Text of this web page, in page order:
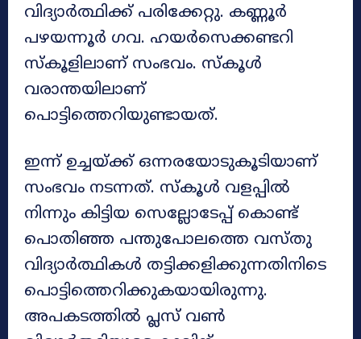
വിദ്യാര്‍ത്ഥിക്ക് പരിക്കേറ്റു. കണ്ണൂർ
പഴയന്നൂര്‍ ഗവ. ഹയര്‍സെക്കണ്ടറി
സ്‌കൂളിലാണ് സംഭവം. സ്കൂൾ
വരാന്തയിലാണ്
പൊട്ടിത്തെറിയുണ്ടായത്.
ഇന്ന് ഉച്ചയ്ക്ക് ഒന്നരയോടുകൂടിയാണ്
സംഭവം നടന്നത്. സ്‌കൂള്‍ വളപ്പില്‍
നിന്നും കിട്ടിയ സെല്ലോടേപ്പ് കൊണ്ട്
പൊതിഞ്ഞ പന്തുപോലത്തെ വസ്തു
വിദ്യാര്‍ത്ഥികള്‍ തട്ടിക്കളിക്കുന്നതിനിടെ
പൊട്ടിത്തെറിക്കുകയായിരുന്നു.
അപകടത്തില്‍ പ്ലസ് വണ്‍